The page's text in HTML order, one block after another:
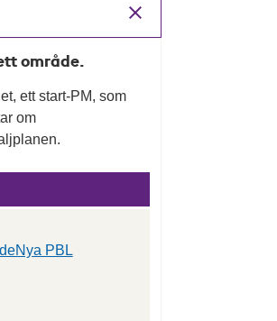
område.
ett start-PM, som
om
PBL